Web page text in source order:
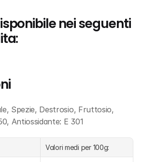
nei seguenti
Spezie, Destrosio, Fruttosio,
Antiossidante: E 301
Valori medi per 100g: